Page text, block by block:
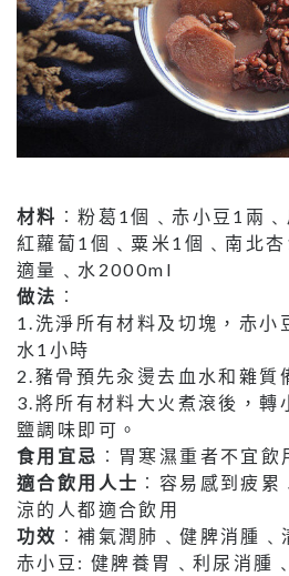
材料 ︰粉葛1個﹑赤小豆1兩
紅蘿蔔1個﹑粟米1個﹑南北杏
適量﹑水2000ml
做法 ︰
1.洗淨所有材料及切塊，赤小
水1小時
2.豬骨預先汆燙去血水和雜質
3.將所有材料大火煮滾後，轉
鹽調味即可。
食用宜忌 ︰胃寒濕重者不宜飲
適合飲用人士 ︰容易感到疲
涼的人都適合飲用
功效 ︰補氣潤肺﹑健脾消腫﹑
赤小豆: 健脾養胃﹑利尿消腫